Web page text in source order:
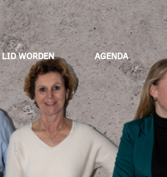
LID WORDEN AGENDA